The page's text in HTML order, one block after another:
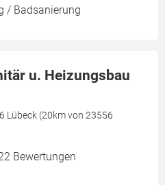
/ Badsanierung
u. Heizungsbau
Lübeck (20km von 23556
Bewertungen